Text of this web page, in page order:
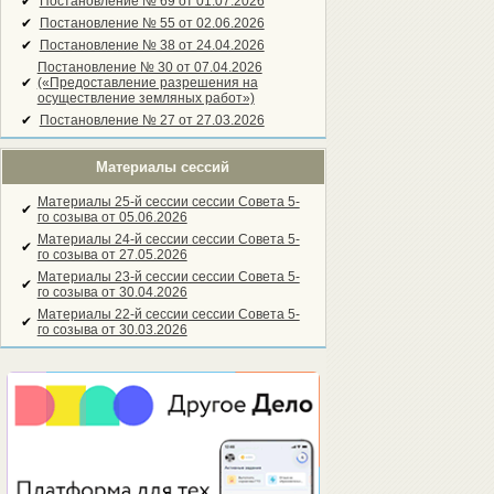
✔
Постановление № 55 от 02.06.2026
✔
Постановление № 38 от 24.04.2026
✔
Постановление № 30 от 07.04.2026
(«Предоставление разрешения на
осуществление земляных работ»)
✔
Постановление № 27 от 27.03.2026
Материалы сессий
✔ Материалы 25-й сессии сессии Совета 5-
го созыва от 05.06.2026
✔ Материалы 24-й сессии сессии Совета 5-
го созыва от 27.05.2026
✔ Материалы 23-й сессии сессии Совета 5-
го созыва от 30.04.2026
✔ Материалы 22-й сессии сессии Совета 5-
го созыва от 30.03.2026